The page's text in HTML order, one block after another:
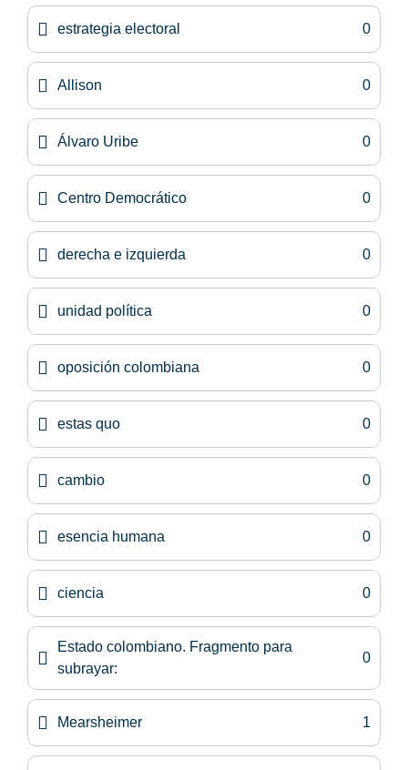
estrategia electoral 0
Allison 0
Álvaro Uribe 0
Centro Democrático 0
derecha e izquierda 0
unidad política 0
oposición colombiana 0
estas quo 0
cambio 0
esencia humana 0
ciencia 0
Estado colombiano. Fragmento para
subrayar:
0
Mearsheimer 1